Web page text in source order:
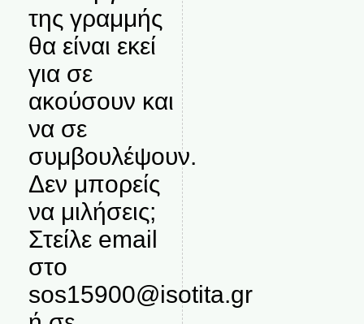
της γραμμής
θα είναι εκεί
για σε
ακούσουν και
να σε
συμβουλέψουν.
Δεν μπορείς
να μιλήσεις;
Στείλε email
στο
sos15900@isotita.gr